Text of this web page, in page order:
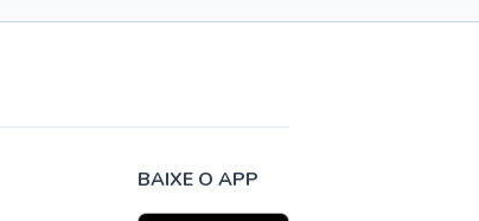
BAIXE O APP